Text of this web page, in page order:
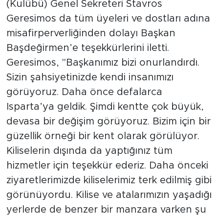
(Kulübü) Genel Sekreteri Stavros
Geresimos da tüm üyeleri ve dostları adına
misafirperverliğinden dolayı Başkan
Başdeğirmen’e teşekkürlerini iletti.
Geresimos, "Başkanımız bizi onurlandırdı.
Sizin şahsiyetinizde kendi insanımızı
görüyoruz. Daha önce defalarca
Isparta’ya geldik. Şimdi kentte çok büyük,
devasa bir değişim görüyoruz. Bizim için bir
güzellik örneği bir kent olarak görülüyor.
Kiliselerin dışında da yaptığınız tüm
hizmetler için teşekkür ederiz. Daha önceki
ziyaretlerimizde kiliselerimiz terk edilmiş gibi
görünüyordu. Kilise ve atalarımızın yaşadığı
yerlerde de benzer bir manzara varken şu